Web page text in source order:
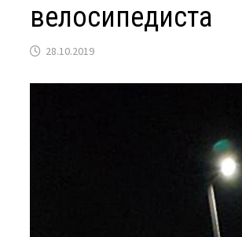
велосипедиста
28.10.2019